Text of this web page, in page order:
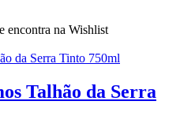
- Beira Interior
- Humanitas
encontra na Wishlist
Talhão da Serra